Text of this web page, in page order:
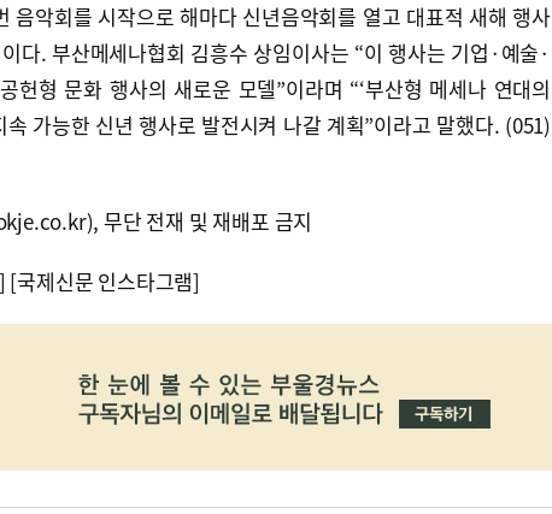
음악회를 시작으로 해마다 신년음악회를 열고 대표적 새해 행사
다. 부산메세나협회 김흥수 상임이사는 “이 행사는 기업·예술·
헌형 문화 행사의 새로운 모델”이라며 “‘부산형 메세나 연대의
속 가능한 신년 행사로 발전시켜 나갈 계획”이라고 말했다. (051)
무단 전재 및 재배포 금지
[국제신문 인스타그램]